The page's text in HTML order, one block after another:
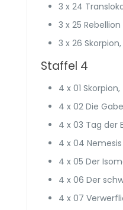
3 x 24
3 x 25
3 x 26 Skorpion,
Staffel 4
4 x 01 Skorpion,
4 x 02 Die Gabe
4 x 03 Tag der
4 x 04 Nemesis
4 x 05 Der
4 x 06 Der
4 x 07